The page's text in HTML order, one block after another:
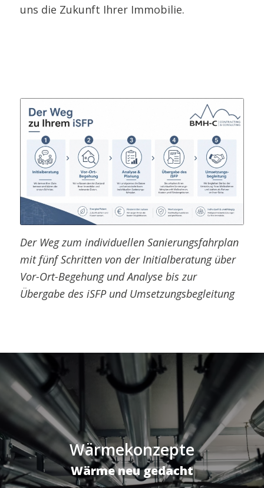
uns die Zukunft Ihrer Immobilie.
Der Weg zum individuellen Sanierungsfahrplan
mit fünf Schritten von der Initialberatung über
Vor-Ort-Begehung und Analyse bis zur
Übergabe des iSFP und Umsetzungsbegleitung
Wärmekonzepte
Wärme neu gedacht